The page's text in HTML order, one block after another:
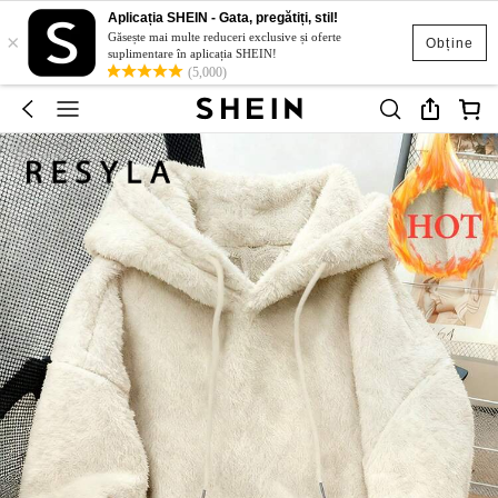
Obține
×
Aplicația SHEIN - Gata, pregătiți, stil!
Găsește mai multe reduceri exclusive și oferte
suplimentare în aplicația SHEIN!
(5,000)